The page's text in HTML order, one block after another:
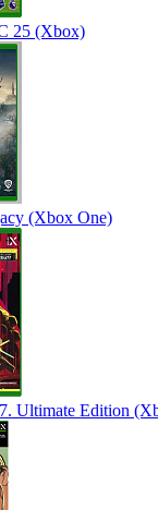
25 (Xbox)
(Xbox One)
Ultimate Edition